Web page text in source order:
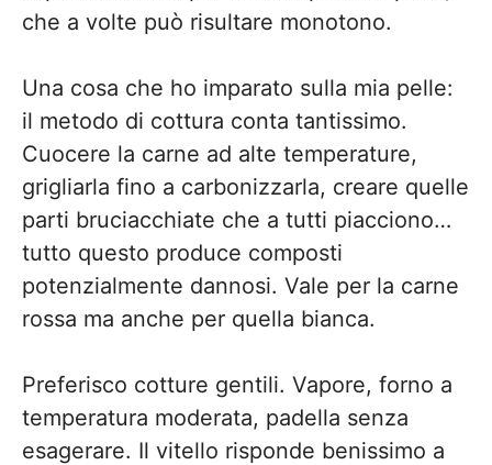
che a volte può risultare monotono.
Una cosa che ho imparato sulla mia pelle:
il metodo di cottura conta tantissimo.
Cuocere la carne ad alte temperature,
grigliarla fino a carbonizzarla, creare quelle
parti bruciacchiate che a tutti piacciono…
tutto questo produce composti
potenzialmente dannosi. Vale per la carne
rossa ma anche per quella bianca.
Preferisco cotture gentili. Vapore, forno a
temperatura moderata, padella senza
esagerare. Il vitello risponde benissimo a